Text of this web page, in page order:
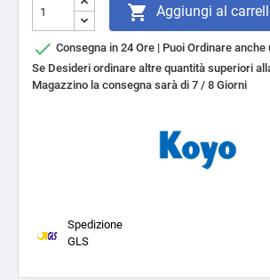
 Aggiungi al
 Consegna in 24 Ore | Puoi Ordinare
Se Desideri ordinare altre quantità superiori
Magazzino la consegna sarà di 7 / 8 Giorni
Spedizione
GLS